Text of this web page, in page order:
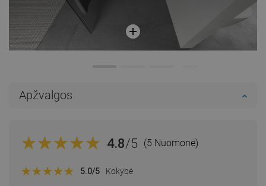
Apžvalgos
4.8/5 (5 Nuomonė)
5.0/5 Kokybė